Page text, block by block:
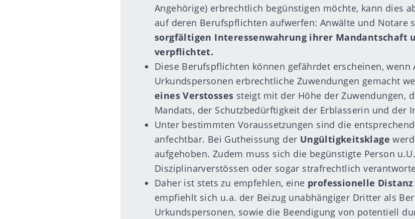
Angehörige) erbrechtlich begünstigen möchte, kann dies
auf deren Berufspflichten aufwerfen: Anwälte und Notare
sorgfältigen Interessenwahrung ihrer Mandantschaft
verpflichtet.
Diese Berufspflichten können gefährdet erscheinen, wenn
Urkundspersonen erbrechtliche Zuwendungen gemacht
eines Verstosses steigt mit der Höhe der Zuwendungen,
Mandats, der Schutzbedürftigkeit der Erblasserin und der
Unter bestimmten Voraussetzungen sind die
anfechtbar. Bei Gutheissung der Ungültigkeitsklage
aufgehoben. Zudem muss sich die begünstigte Person
Disziplinarverstössen oder sogar strafrechtlich
Daher ist stets zu empfehlen, eine professionelle
empfiehlt sich u.a. der Beizug unabhängiger Dritter als
Urkundspersonen, sowie die Beendigung von potentiell